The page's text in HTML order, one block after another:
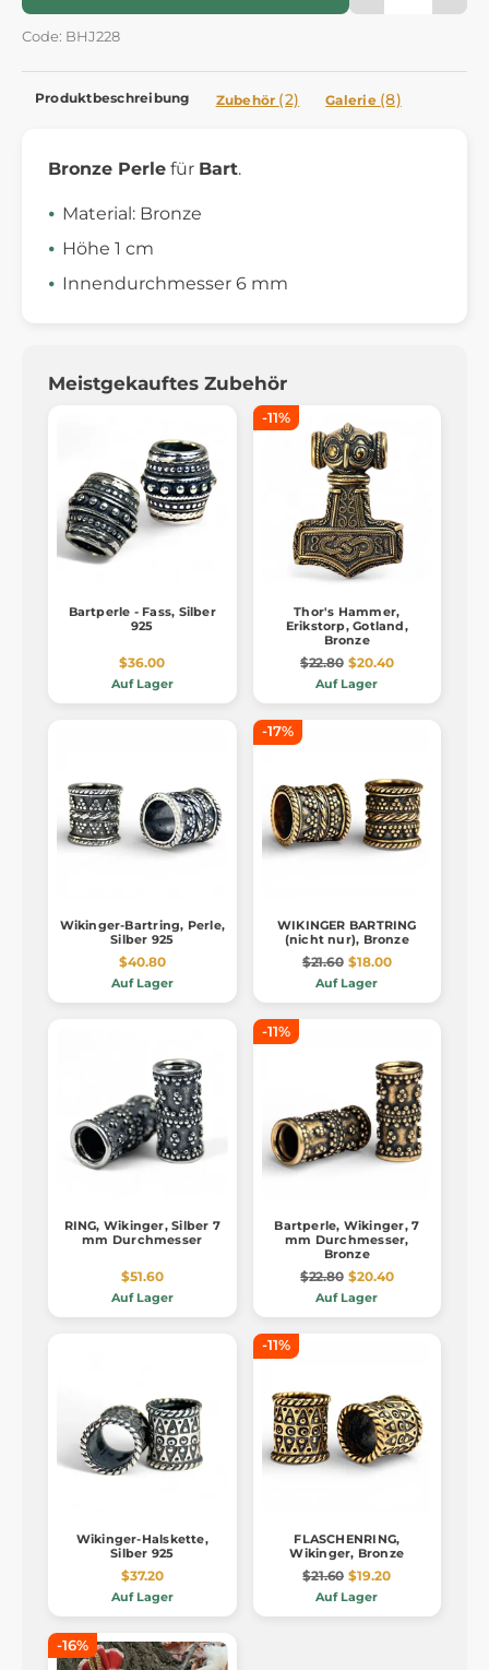
Code: BHJ228
Produktbeschreibung Zubehör (2) Galerie (8)
Bronze Perle für Bart.
Material: Bronze
Höhe 1 cm
Innendurchmesser 6 mm
Meistgekauftes Zubehör
Bartperle - Fass, Silber
925
$36.00
Auf Lager
-11%
Thor's Hammer,
Erikstorp, Gotland,
Bronze
$22.80 $20.40
Auf Lager
Wikinger-Bartring, Perle,
Silber 925
$40.80
Auf Lager
-17%
WIKINGER BARTRING
(nicht nur), Bronze
$21.60 $18.00
Auf Lager
RING, Wikinger, Silber 7
mm Durchmesser
$51.60
Auf Lager
-11%
Bartperle, Wikinger, 7
mm Durchmesser,
Bronze
$22.80 $20.40
Auf Lager
Wikinger-Halskette,
Silber 925
$37.20
Auf Lager
-11%
FLASCHENRING,
Wikinger, Bronze
$21.60 $19.20
Auf Lager
-16%